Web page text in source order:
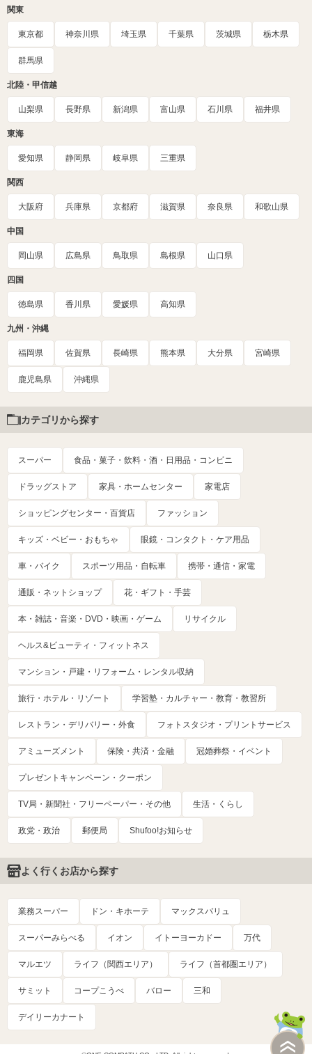
関東
東京都 神奈川県 埼玉県 千葉県 茨城県 栃木県
群馬県
北陸・甲信越
山梨県 長野県 新潟県 富山県 石川県 福井県
東海
愛知県 静岡県 岐阜県 三重県
関西
大阪府 兵庫県 京都府 滋賀県 奈良県 和歌山県
中国
岡山県 広島県 鳥取県 島根県 山口県
四国
徳島県 香川県 愛媛県 高知県
九州・沖縄
福岡県 佐賀県 長崎県 熊本県 大分県 宮崎県
鹿児島県 沖縄県
カテゴリから探す
スーパー 食品・菓子・飲料・酒・日用品・コンビニ
ドラッグストア 家具・ホームセンター 家電店
ショッピングセンター・百貨店 ファッション
キッズ・ベビー・おもちゃ 眼鏡・コンタクト・ケア用品
車・バイク スポーツ用品・自転車 携帯・通信・家電
通販・ネットショップ 花・ギフト・手芸
本・雑誌・音楽・DVD・映画・ゲーム リサイクル
ヘルス&ビューティ・フィットネス
マンション・戸建・リフォーム・レンタル収納
旅行・ホテル・リゾート 学習塾・カルチャー・教育・教習所
レストラン・デリバリー・外食 フォトスタジオ・プリントサービス
アミューズメント 保険・共済・金融 冠婚葬祭・イベント
プレゼントキャンペーン・クーポン
TV局・新聞社・フリーペーパー・その他 生活・くらし
政党・政治 郵便局 Shufoo!お知らせ
よく行くお店から探す
業務スーパー ドン・キホーテ マックスバリュ
スーパーみらべる イオン イトーヨーカドー 万代
マルエツ ライフ（関西エリア） ライフ（首都圏エリア）
サミット コープこうべ バロー 三和
デイリーカナート